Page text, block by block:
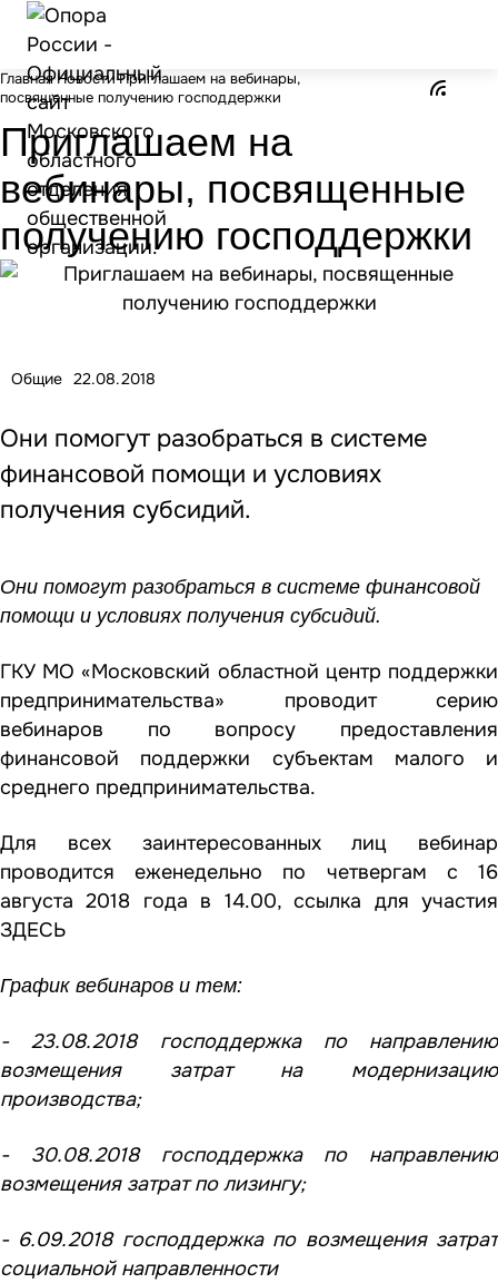
Главная Новости Приглашаем на вебинары,
посвященные получению господдержки
Приглашаем на
вебинары, посвященные
получению господдержки
Общие 22.08.2018
Они помогут разобраться в системе
финансовой помощи и условиях
получения субсидий.
Они помогут разобраться в системе финансовой
помощи и условиях получения субсидий.
ГКУ МО «Московский областной центр поддержки
предпринимательства» проводит серию
вебинаров по вопросу предоставления
финансовой поддержки субъектам малого и
среднего предпринимательства.
Для всех заинтересованных лиц вебинар
проводится еженедельно по четвергам с 16
августа 2018 года в 14.00, ссылка для участия
ЗДЕСЬ
График вебинаров и тем:
- 23.08.2018 господдержка по направлению
возмещения затрат на модернизацию
производства;
- 30.08.2018 господдержка по направлению
возмещения затрат по лизингу;
- 6.09.2018 господдержка по возмещения затрат
социальной направленности